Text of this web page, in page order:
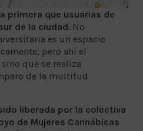
primera que usuarias de
de la ciudad. No
es un espacio
pero ahí el
que se realiza
de la multitud
liberada por la colectiva
de Mujeres Cannábicas